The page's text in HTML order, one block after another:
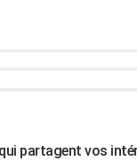
partagent vos